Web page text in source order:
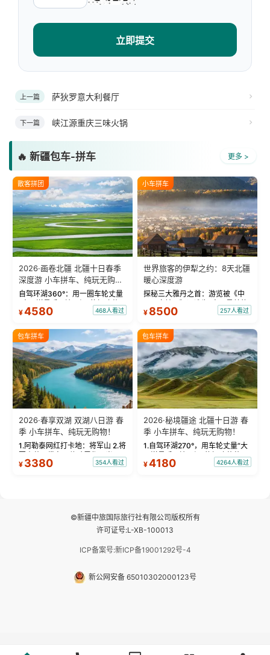
立即提交
上一篇 萨狄罗意大利餐厅
下一篇 峡江源重庆三味火锅
🔥 新疆包车-拼车 更多 >
散客拼团
2026·画卷北疆 北疆十日春季
深度游 小车拼车、纯玩无购
物！
自驾环湖360°：用一圈车轮丈量
“大西洋最后一滴眼泪”的极致蔚
蓝。 赛湖旅拍：甄选多款风格服
绝美瞬间。 赛湖坦克300跟车视
频：专业摄影师...
¥4580 468人看过
小车拼车
世界旅客的伊犁之约：8天北疆
暖心深度游
探秘三大雅丹之首：游览被《中
国国家地理》评选为“中国最美的
三大雅丹”第一名的克拉玛依魔鬼
瓦人最大村落——禾木村，欣赏
晨雾与小木...
¥ 8500 257人看过
包车拼车
2026·春享双湖 双湖八日游 春
季 小车拼车、纯玩无购物！
1.阿勒泰网红打卡地：将军山 2.将
军山落日缆车，体验雪都风光 3.
将军山，夕阳派对，蹦迪party 4.
¥ 3380 354人看过
包车拼车
2026·秘境疆途 北疆十日游 春
季 小车拼车、纯玩无购物！
1.自驾环湖270°，用车轮丈量“大
西洋最后一滴眼泪”的极致蔚蓝，
让雪山、花海与深邃湖水在转弯
¥4180 4264人看过
©新疆中旅国际旅行社有限公司版权所有
许可证号:L-XB-100013
ICP备案号:新ICP备19001292号-4
新公网安备 65010302000123号